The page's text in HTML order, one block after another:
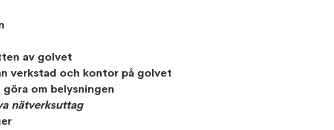
av golvet
verkstad och kontor på golvet
om belysningen
nätverksuttag